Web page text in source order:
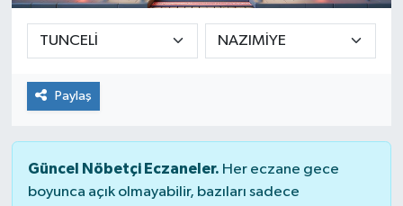
Paylaş
Güncel Nöbetçi Eczaneler. Her eczane gece
boyunca açık olmayabilir, bazıları sadece
Haber Arşivi